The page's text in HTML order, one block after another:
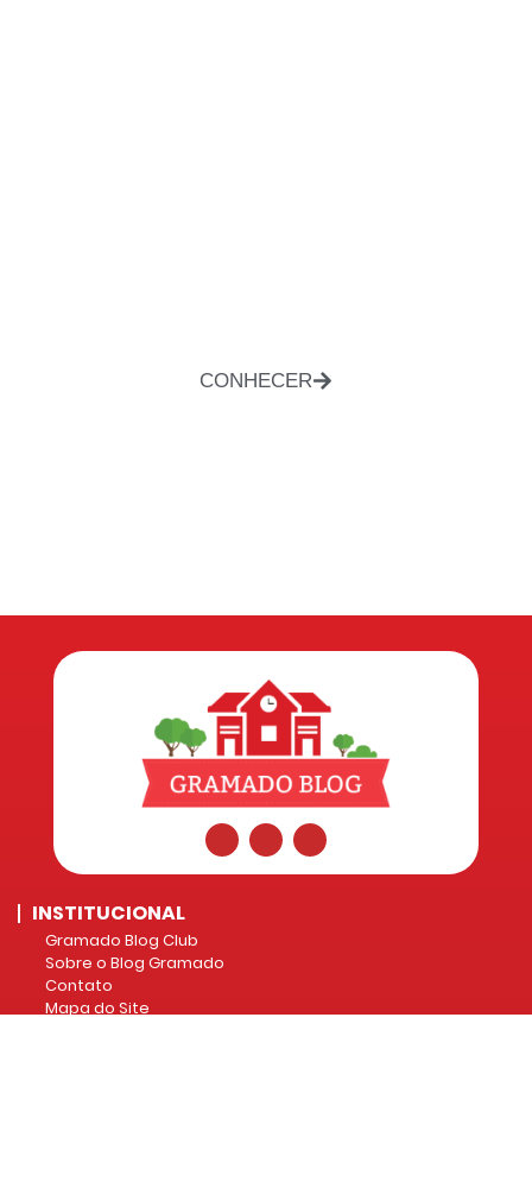
CONHECER
INSTITUCIONAL
Gramado Blog Club
Sobre o Blog Gramado
Contato
Mapa do Site